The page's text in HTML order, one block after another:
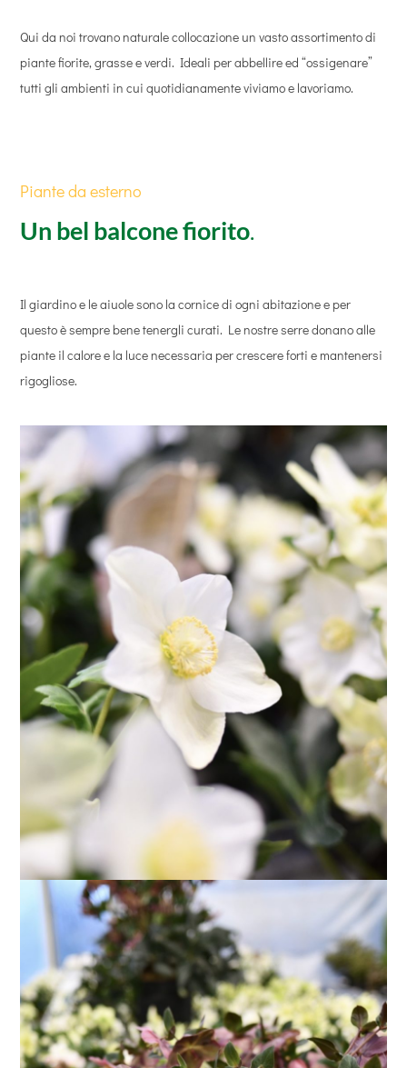
Qui da noi trovano naturale collocazione un vasto assortimento di
piante fiorite, grasse e verdi. Ideali per abbellire ed “ossigenare”
tutti gli ambienti in cui quotidianamente viviamo e lavoriamo.
Piante da esterno
Un bel balcone fiorito.
Il giardino e le aiuole sono la cornice di ogni abitazione e per
questo è sempre bene tenergli curati. Le nostre serre donano alle
piante il calore e la luce necessaria per crescere forti e mantenersi
rigogliose.